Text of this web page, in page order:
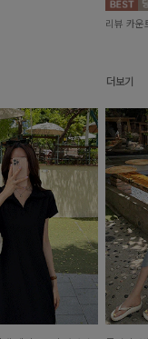
리뷰 카운
더보기